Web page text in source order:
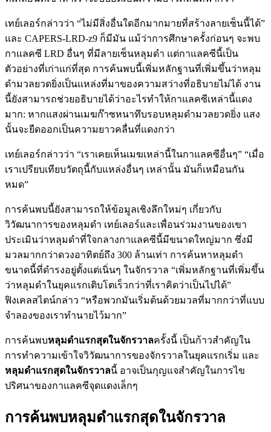
เทย์เลอร์กล่าวว่า “ไม่มีสิ่งอื่นใดอีกมากมายที่สร้างลายเซ็นนี้ได้”
และ CAPERS-LRD-z9 ก็มีมัน แม้ว่าการศึกษาครั้งก่อนๆ จะพบ
กาแลคซี LRD อื่นๆ ที่มีลายเซ็นหลุมดำ แต่กาแลคซีนี้เป็น
ตัวอย่างที่เก่าแก่ที่สุด การค้นพบนี้เพิ่มหลักฐานที่เพิ่มขึ้นว่าหลุม
ดำมวลยวดยิ่งเป็นแหล่งที่มาของความสว่างที่อธิบายไม่ได้ งาน
นี้ยังสามารถช่วยอธิบายได้ว่าอะไรทำให้กาแลคซีเหล่านี้แดง
มาก: หากแสงผ่านเมฆก๊าซหนาทึบรอบหลุมดำมวลยวดยิ่ง แสง
นั้นจะยืดออกเป็นความยาวคลื่นที่แดงกว่า
เทย์เลอร์กล่าวว่า “เราเคยเห็นเมฆเหล่านี้ในกาแลคซีอื่นๆ” “เมื่อ
เราเปรียบเทียบวัตถุนี้กับแหล่งอื่นๆ เหล่านั้น มันก็เหมือนกัน
หมด”
การค้นพบนี้ยังสามารถให้ข้อมูลเชิงลึกใหม่ๆ เกี่ยวกับ
วิวัฒนาการของหลุมดำ เทย์เลอร์และเพื่อนร่วมงานของเขา
ประเมินว่าหลุมดำที่ใจกลางกาแลคซีนี้มีขนาดใหญ่มาก ซึ่งมี
มวลมากกว่าดวงอาทิตย์ถึง 300 ล้านเท่า การค้นหาหลุมดำ
ขนาดนี้ที่ดำรงอยู่ตั้งแต่เนิ่นๆ ในจักรวาล “เพิ่มหลักฐานที่เพิ่มขึ้น
ว่าหลุมดำในยุคแรกเติบโตเร็วกว่าที่เราคิดว่าเป็นไปได้”
ฟิงเคลสไตน์กล่าว “หรือพวกมันเริ่มต้นด้วยมวลที่มากกว่าที่แบบ
จำลองของเราทำนายไว้มาก”
การค้นพบหลุมดำแรกสุดในจักรวาลครั้งนี้ เป็นก้าวสำคัญใน
การทำความเข้าใจวิวัฒนาการของจักรวาลในยุคแรกเริ่ม และ
หลุมดำแรกสุดในจักรวาลนี้ อาจเป็นกุญแจสำคัญในการไข
ปริศนาของกาแลคซีจุดแดงเล็กๆ
การค้นพบหลุมดำแรกสุดในจักรวาล